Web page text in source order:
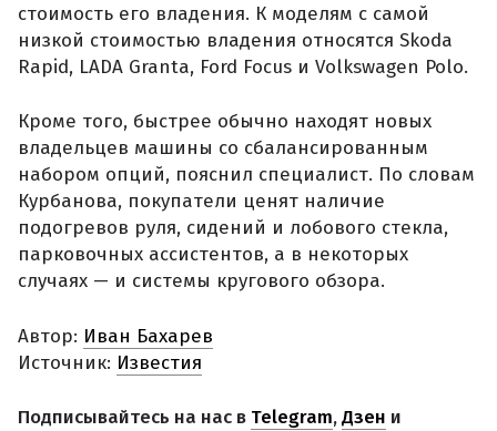
стоимость его владения. К моделям с самой
низкой стоимостью владения относятся Skoda
Rapid, LADA Granta, Ford Focus и Volkswagen Polo.
Кроме того, быстрее обычно находят новых
владельцев машины со сбалансированным
набором опций, пояснил специалист. По словам
Курбанова, покупатели ценят наличие
подогревов руля, сидений и лобового стекла,
парковочных ассистентов, а в некоторых
случаях — и системы кругового обзора.
Автор: Иван Бахарев
Источник: Известия
Подписывайтесь на нас в Telegram,Дзен и